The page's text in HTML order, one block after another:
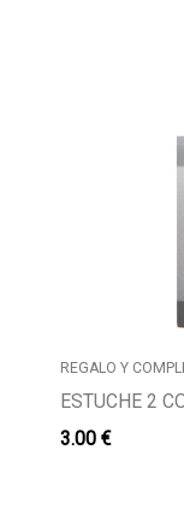
REGALO Y
ESTUCHE 2
3.00 €